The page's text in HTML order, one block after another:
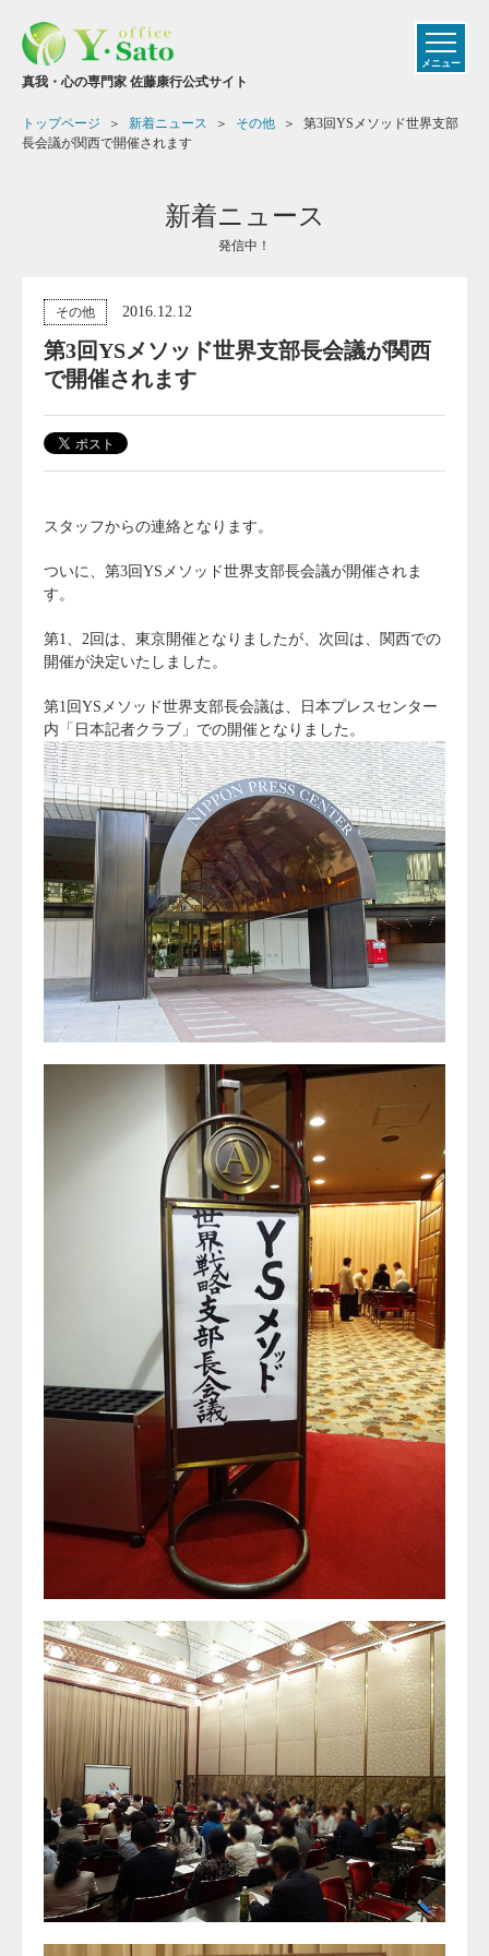
真我・心の専門家 佐藤康行公式サイト
メニュー
トップページ 新着ニュース その他
第3回YSメソッド世界支部
長会議が関西で開催されます
新着ニュース
発信中！
その他 2016.12.12
第3回YSメソッド世界支部長会議が関西
で開催されます
スタッフからの連絡となります。
ついに、第3回YSメソッド世界支部長会議が開催されま
す。
第1、2回は、東京開催となりましたが、次回は、関西での
開催が決定いたしました。
第1回YSメソッド世界支部長会議は、日本プレスセンター
内「日本記者クラブ」での開催となりました。